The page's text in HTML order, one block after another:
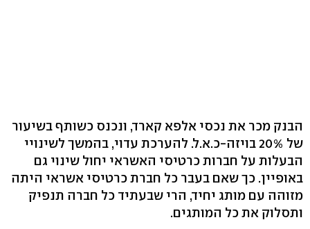
הבנק מכר את נכסי אלפא קארד, ונכנס כשותף בשיעור
של 20% בויזה-כ.א.ל. להערכת עדוי, בהמשך לשינויי
הבעלות על חברות כרטיסי האשראי יחול שינוי גם
באופיין. כך שאם בעבר כל חברת כרטיסי אשראי היתה
מזוהה עם מותג יחיד, הרי שבעתיד כל חברה תנפיק
ותסלוק את כל המותגים.